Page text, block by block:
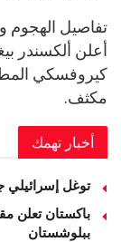
تفاصيل الهجوم
أعلن ألكسندر
كيروفسكي
مكثف.
أخبار تهمك
توغل
ببلوشستان